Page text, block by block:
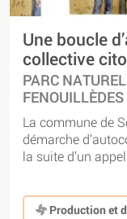
Une boucle
collective
PARC
La commune de
démarche
la suite d’un
Production et